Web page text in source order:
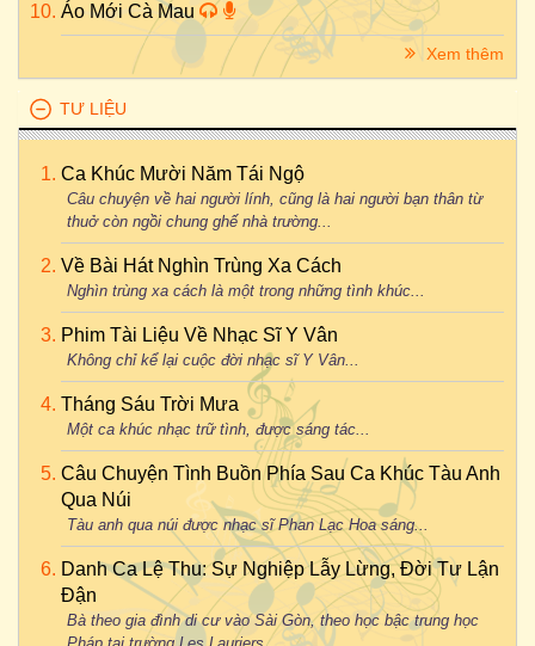
Áo Mới Cà Mau
Xem thêm
TƯ LIỆU
Ca Khúc Mười Năm Tái Ngộ
Câu chuyện về hai người lính, cũng là hai người bạn thân từ
thuở còn ngồi chung ghế nhà trường...
Về Bài Hát Nghìn Trùng Xa Cách
Nghìn trùng xa cách là một trong những tình khúc...
Phim Tài Liệu Về Nhạc Sĩ Y Vân
Không chỉ kể lại cuộc đời nhạc sĩ Y Vân...
Tháng Sáu Trời Mưa
Một ca khúc nhạc trữ tình, được sáng tác...
Câu Chuyện Tình Buồn Phía Sau Ca Khúc Tàu Anh
Qua Núi
Tàu anh qua núi được nhạc sĩ Phan Lạc Hoa sáng...
Danh Ca Lệ Thu: Sự Nghiệp Lẫy Lừng, Đời Tư Lận
Đận
Bà theo gia đình di cư vào Sài Gòn, theo học bậc trung học